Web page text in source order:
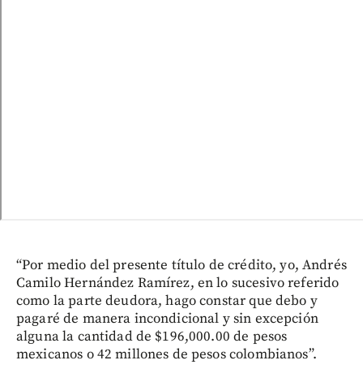
“Por medio del presente título de crédito, yo, Andrés
Camilo Hernández Ramírez, en lo sucesivo referido
como la parte deudora, hago constar que debo y
pagaré de manera incondicional y sin excepción
alguna la cantidad de $196,000.00 de pesos
mexicanos o 42 millones de pesos colombianos”.